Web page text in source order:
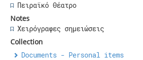
Πειραϊκό Θέατρο
Notes
Χειρόγραφες σημειώσεις
Collection
Documents - Personal items